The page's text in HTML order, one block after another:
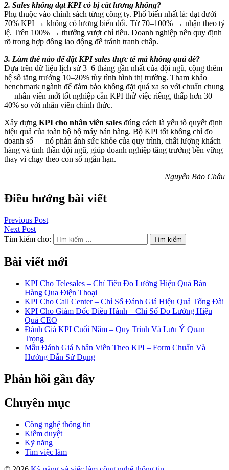
2. Sales không đạt KPI có bị cắt lương không?
Phụ thuộc vào chính sách từng công ty. Phổ biến nhất là: đạt dưới
70% KPI → không có lương biến đổi. Từ 70–100% → nhận theo tỷ
lệ. Trên 100% → thưởng vượt chỉ tiêu. Doanh nghiệp nên quy định
rõ trong hợp đồng lao động để tránh tranh chấp.
3. Làm thế nào để đặt KPI sales thực tế mà không quá dễ?
Dựa trên dữ liệu lịch sử 3–6 tháng gần nhất của đội ngũ, cộng thêm
hệ số tăng trưởng 10–20% tùy tình hình thị trường. Tham khảo
benchmark ngành để đảm bảo không đặt quá xa so với chuẩn chung
— nhân viên mới tốt nghiệp cần KPI thử việc riêng, thấp hơn 30–
40% so với nhân viên chính thức.
Xây dựng KPI cho nhân viên sales đúng cách là yếu tố quyết định
hiệu quả của toàn bộ bộ máy bán hàng. Bộ KPI tốt không chỉ đo
doanh số — nó phản ánh sức khỏe của quy trình, chất lượng khách
hàng và tinh thần đội ngũ, giúp doanh nghiệp tăng trưởng bền vững
thay vì chạy theo con số ngắn hạn.
Nguyễn Bảo Châu
Điều hướng bài viết
Previous Post
Next Post
Tìm kiếm cho:
Bài viết mới
KPI Cho Telesales – Chỉ Tiêu Đo Lường Hiệu Quả Bán
Hàng Qua Điện Thoại
KPI Cho Call Center – Chỉ Số Đánh Giá Hiệu Quả Tổng Đài
KPI Cho Giám Đốc Điều Hành – Chỉ Số Đo Lường Hiệu
Quả CEO
Đánh Giá KPI Cuối Năm – Quy Trình Và Lưu Ý Quan
Trọng
Mẫu Đánh Giá Nhân Viên Theo KPI – Form Chuẩn Và
Hướng Dẫn Sử Dụng
Phản hồi gần đây
Chuyên mục
Công nghệ thông tin
Kiểm duyệt
Kỹ năng
Tìm việc làm